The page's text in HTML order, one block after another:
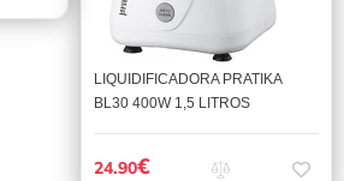
LIQUIDIFICADORA PRATIKA
BL30 400W 1,5 LITROS
24.90€